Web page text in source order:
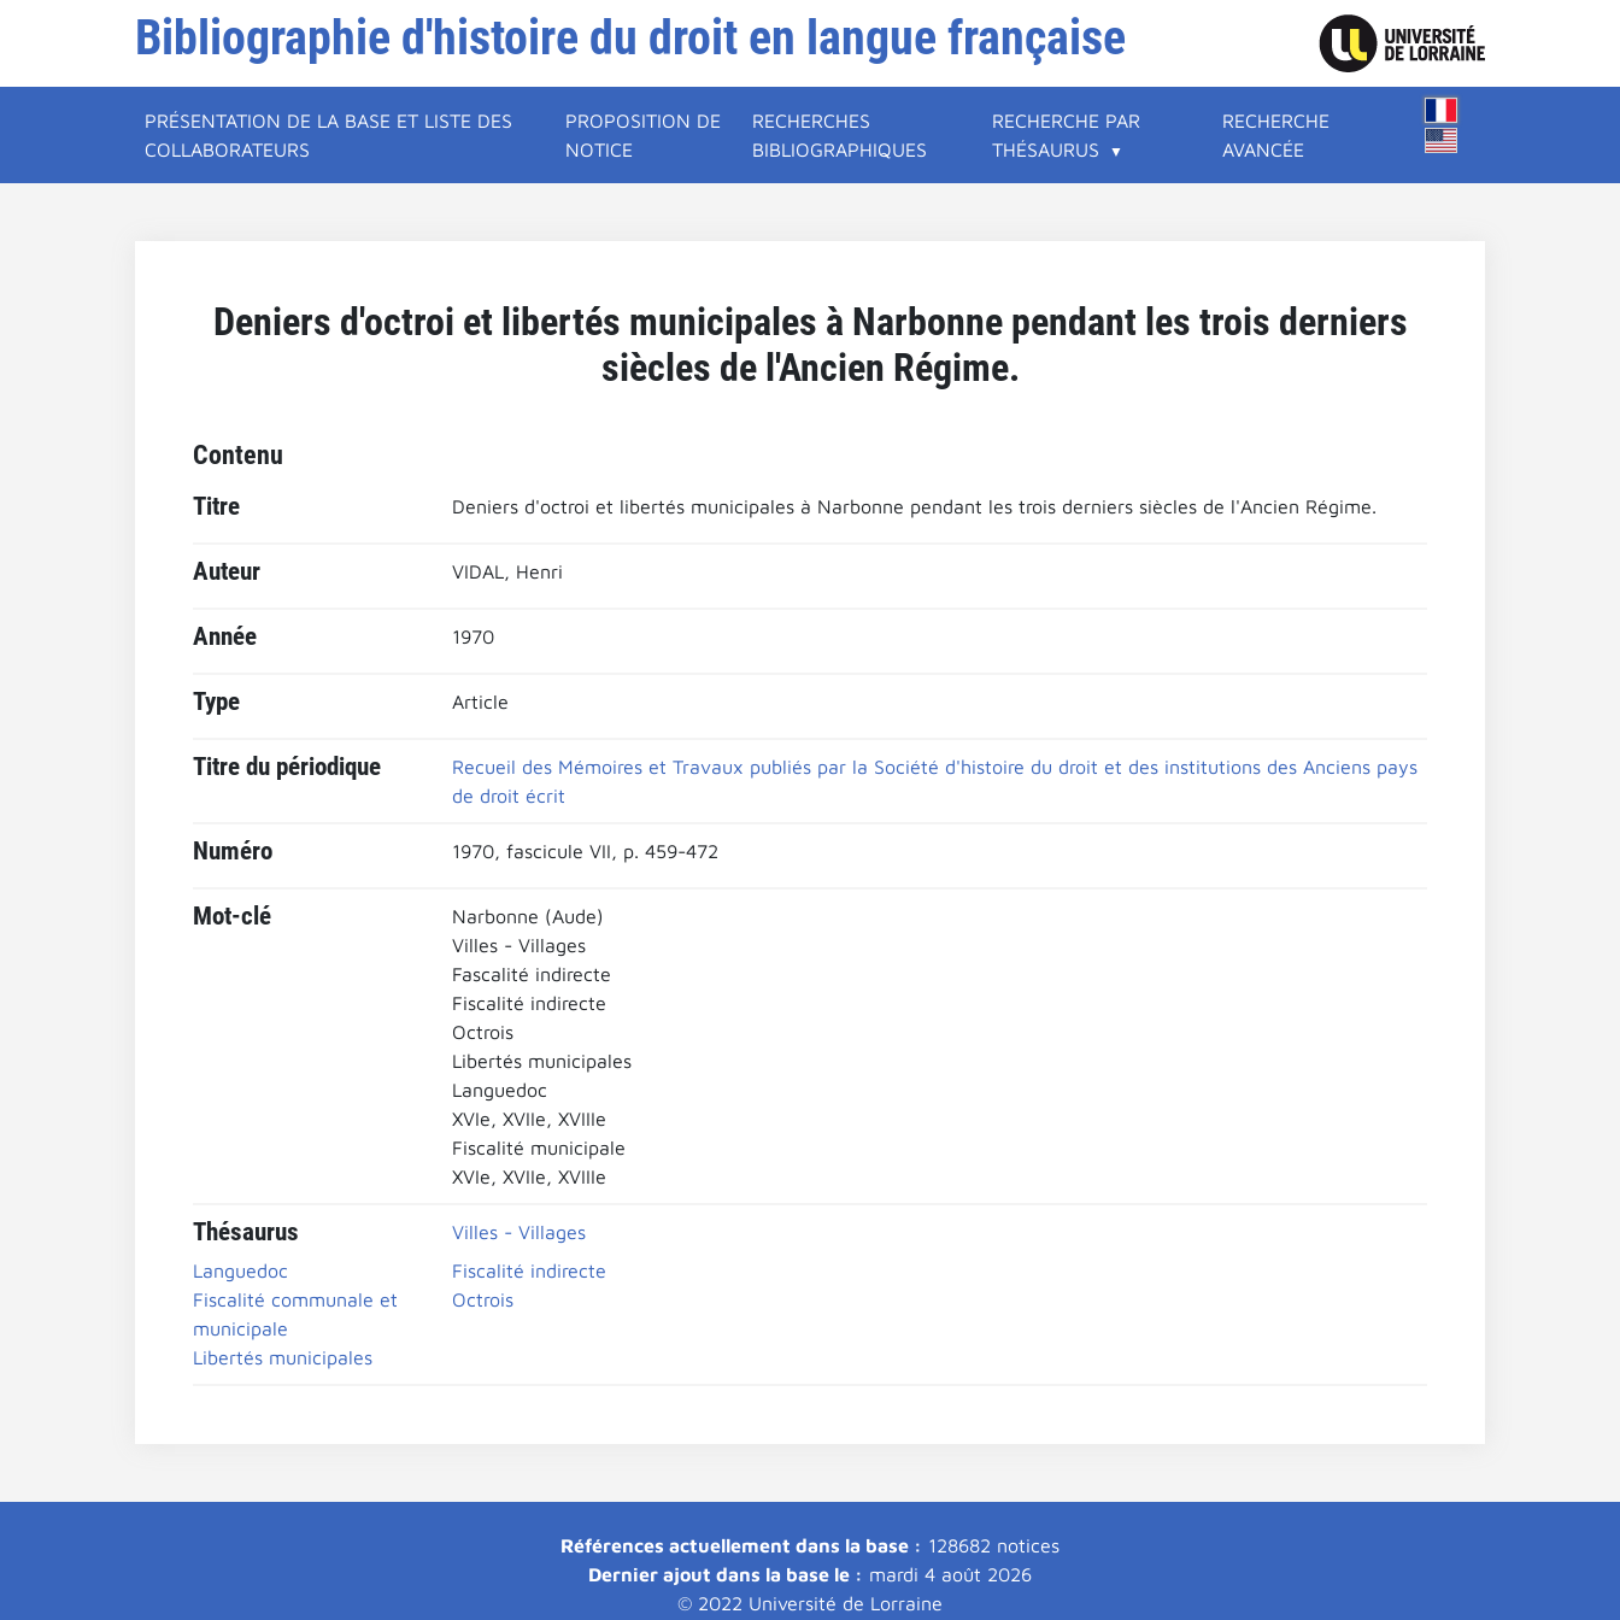
Bibliographie d'histoire du droit en langue française
PRÉSENTATION DE LA BASE ET LISTE DES
COLLABORATEURS
PROPOSITION DE
NOTICE
RECHERCHES
BIBLIOGRAPHIQUES
RECHERCHE PAR
THÉSAURUS
RECHERCHE
AVANCÉE
Deniers d'octroi et libertés municipales à Narbonne pendant les trois derniers
siècles de l'Ancien Régime.
Contenu
Titre Deniers d'octroi et libertés municipales à Narbonne pendant les trois derniers siècles de l'Ancien Régime.
Auteur VIDAL, Henri
Année 1970
Type Article
Titre du périodique
Recueil des Mémoires et Travaux publiés par la Société d'histoire du droit et des institutions des Anciens pays
de droit écrit
Numéro 1970, fascicule VII, p. 459-472
Mot-clé
Narbonne (Aude)
Villes - Villages
Fascalité indirecte
Fiscalité indirecte
Octrois
Libertés municipales
Languedoc
XVIe, XVIIe, XVIIIe
Fiscalité municipale
XVIe, XVIIe, XVIIIe
Thésaurus
Villes - Villages
Languedoc
Fiscalité indirecte
Fiscalité communale et
municipale
Octrois
Libertés municipales
Références actuellement dans la base : 128682 notices
Dernier ajout dans la base le : mardi 4 août 2026
© 2022 Université de Lorraine